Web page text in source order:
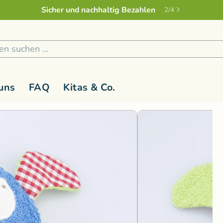
Sicher und nachhaltig Bezahlen 2/4
Rasseln & Greiflinge
Bausteine
Bau- und Konstruktionsspielzeug
Malen &
Musik &
Grimm's Holzspielzeug
Holzwald
Kallisto Stofftiere
Namaki Bio-
Nanchen
natureZOO
FAQ Kitas & Co.
1/3